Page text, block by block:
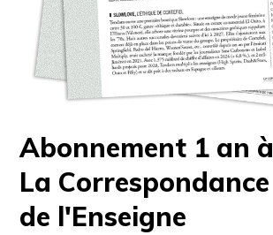
Abonnement 1 an à
La Correspondance
de l'Enseigne